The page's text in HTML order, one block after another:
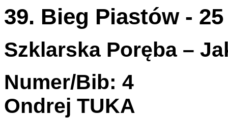
39. Bieg Piastów -
Szklarska Poręba –
Numer/Bib: 4
Ondrej TUKA